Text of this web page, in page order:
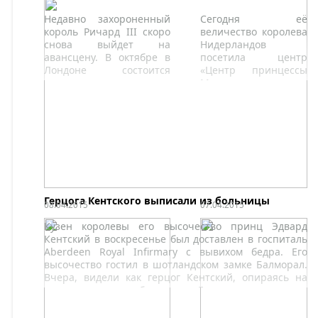
Недавно захороненный
король Ричард III скоро
снова выйдет на
авансцену. В октябре в
Лондоне состоится
премьера рок-оперы
Сегодня её
величество королева
Нидерландов
посетила центр
«Центр принцессы
Максимы» в
Герцога Кентского выписали из больницы
Кузен королевы его высочество принц Эдвард
Кентский в воскресенье был доставлен в госпиталь
Aberdeen Royal Infirmary с вывихом бедра. Его
высочество гостил в шотландском замке Балморал.
Вчера, видели как герцог Кентский, опираясь на
палку, вышел из больницы. Его высочеству явно
08.04.2015 07.04.2015